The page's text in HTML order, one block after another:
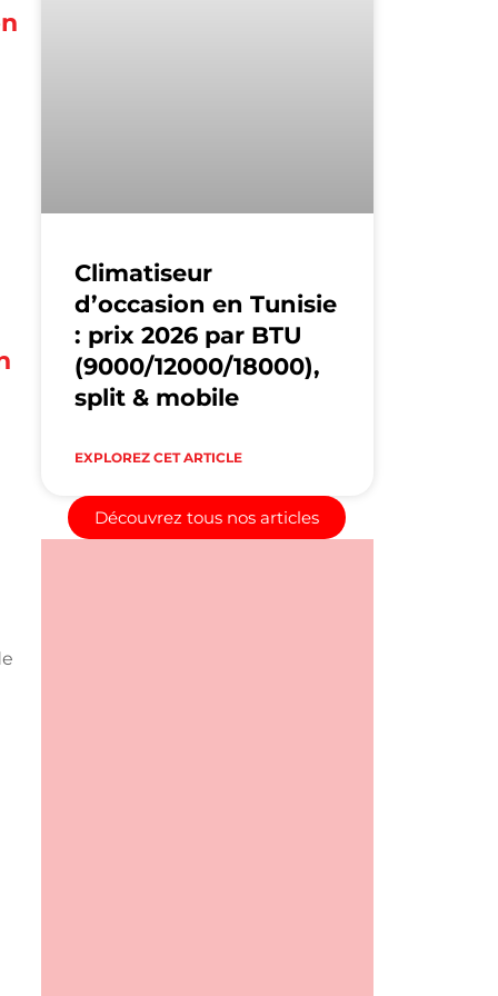
Climatiseur
d’occasion en Tunisie
: prix 2026 par BTU
(9000/12000/18000),
split & mobile
EXPLOREZ CET ARTICLE
Découvrez tous nos articles